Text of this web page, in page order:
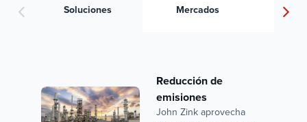
Soluciones Mercados
Reducción de
emisiones
John Zink aprovecha